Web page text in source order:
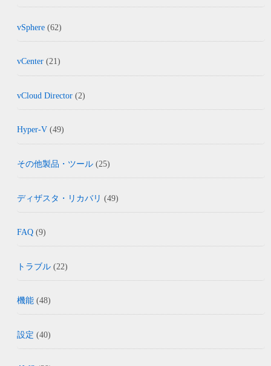
vSphere (62)
vCenter (21)
vCloud Director (2)
Hyper-V (49)
その他製品・ツール (25)
ディザスタ・リカバリ (49)
FAQ (9)
トラブル (22)
機能 (48)
設定 (40)